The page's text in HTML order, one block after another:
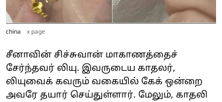
china x page
சீனாவின் சிச்சுவான் மாகாணத்தைச்
சேர்ந்தவர் லியு. இவருடைய காதலர்,
லியுவைக் கவரும் வகையில் கேக் ஒன்றை
அவரே தயார் செய்துள்ளார். மேலும், காதலி